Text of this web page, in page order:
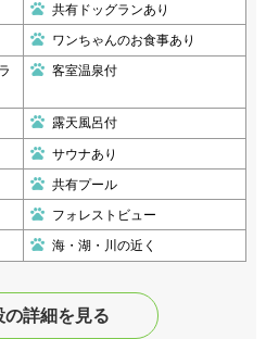
共有ドッグランあり
ワンちゃんのお食事あり
客室温泉付
露天風呂付
サウナあり
共有プール
フォレストビュー
海・湖・川の近く
の詳細を見る